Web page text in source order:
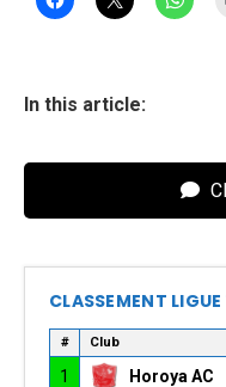
In this article:
CLASSEMENT
# Club
1 Horoya AC